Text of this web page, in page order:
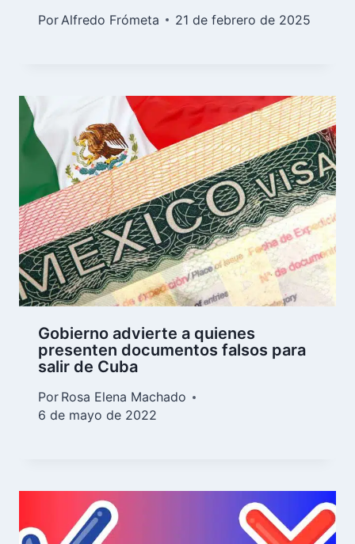
Por Alfredo Frómeta 21 de febrero de 2025
Gobierno advierte a quienes
presenten documentos falsos para
salir de Cuba
Por Rosa Elena Machado
6 de mayo de 2022